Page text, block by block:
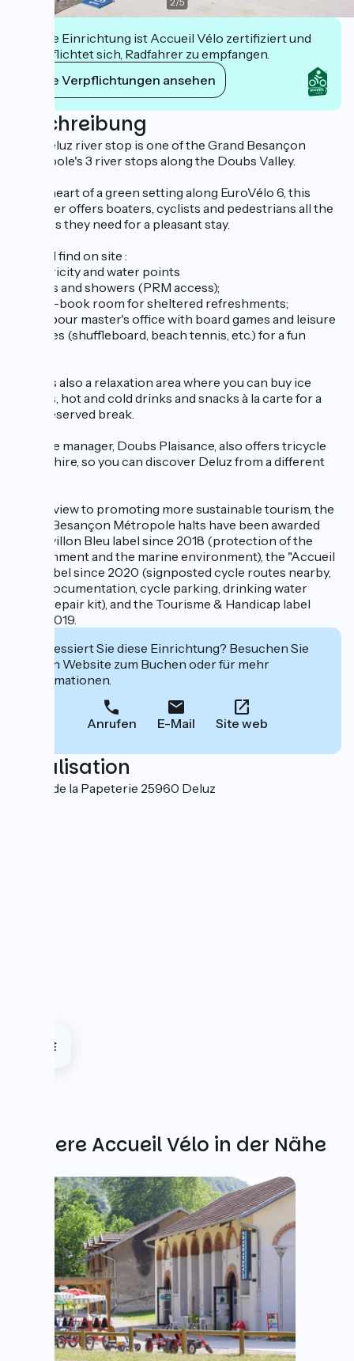
Diese Einrichtung ist Accueil Vélo zertifiziert und
verpflichtet sich, Radfahrer zu empfangen.
Ihre Verpflichtungen ansehen
Beschreibung
The Deluz river stop is one of the Grand Besançon
Métropole's 3 river stops along the Doubs Valley.
In the heart of a green setting along EuroVélo 6, this
stopover offers boaters, cyclists and pedestrians all the
services they need for a pleasant stay.
You will find on site :
- electricity and water points
- toilets and showers (PRM access);
- an off-book room for sheltered refreshments;
- a harbour master's office with board games and leisure
activities (shuffleboard, beach tennis, etc.) for a fun
There's also a relaxation area where you can buy ice
creams, hot and cold drinks and snacks à la carte for a
well-deserved break.
The site manager, Doubs Plaisance, also offers tricycle
rosalia hire, so you can discover Deluz from a different
With a view to promoting more sustainable tourism, the
Grand Besançon Métropole halts have been awarded
the Pavillon Bleu label since 2018 (protection of the
environment and the marine environment), the "Accueil
vélo" label since 2020 (signposted cycle routes nearby,
cycle documentation, cycle parking, drinking water
point, repair kit), and the Tourisme & Handicap label
since 2019.
Interessiert Sie diese Einrichtung? Besuchen Sie
deren Website zum Buchen oder für mehr
Informationen.
Anrufen E-Mail Site web
Localisation
26 rue de la Papeterie 25960 Deluz
Weitere Accueil Vélo in der Nähe